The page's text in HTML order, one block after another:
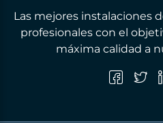
Las mejores instalaciones
profesionales con el
máxima calidad a